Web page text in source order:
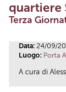
quartiere
Terza
Data: 24/09/
Luogo: Porta
A cura di